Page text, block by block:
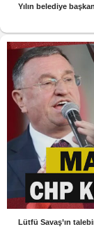
Yılın belediye
Lütfü Savaş’ın